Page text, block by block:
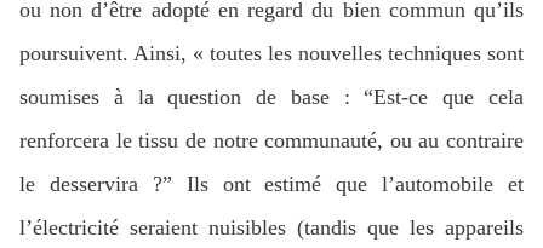
ou non d’être adopté en regard du bien commun qu’ils
poursuivent. Ainsi, « toutes les nouvelles techniques sont
soumises à la question de base : “Est-ce que cela
renforcera le tissu de notre communauté, ou au contraire
le desservira ?” Ils ont estimé que l’automobile et
l’électricité seraient nuisibles (tandis que les appareils